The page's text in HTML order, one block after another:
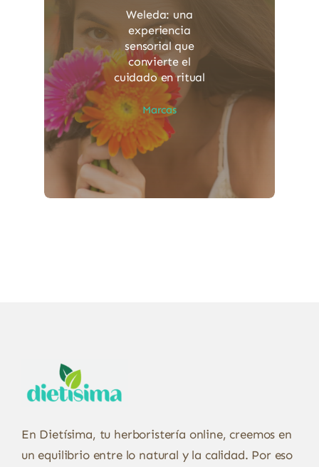
Weleda: una
experiencia
sensorial que
convierte el
cuidado en ritual
Marcas
En Dietísima, tu herboristería online, creemos en
un equilibrio entre lo natural y la calidad. Por eso